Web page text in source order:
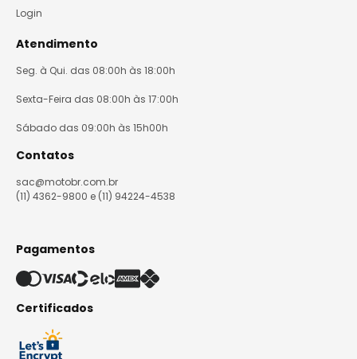
Login
Atendimento
Seg. à Qui. das 08:00h às 18:00h
Sexta-Feira das 08:00h às 17:00h
Sábado das 09:00h às 15h00h
Contatos
sac@motobr.com.br
(11) 4362-9800 e (11) 94224-4538
Pagamentos
Certificados